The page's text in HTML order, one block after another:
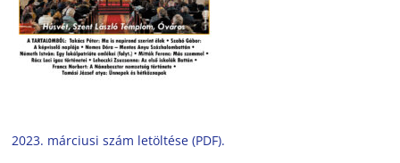
2023. márciusi szám letöltése (PDF).